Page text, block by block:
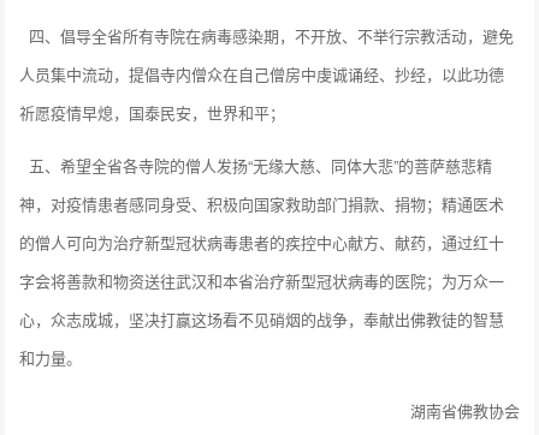
四、倡导全省所有寺院在病毒感染期，不开放、不举行宗教活动，避免
人员集中流动，提倡寺内僧众在自己僧房中虔诚诵经、抄经，以此功德
祈愿疫情早熄，国泰民安，世界和平；
五、希望全省各寺院的僧人发扬“无缘大慈、同体大悲”的菩萨慈悲精
神，对疫情患者感同身受、积极向国家救助部门捐款、捐物；精通医术
的僧人可向为治疗新型冠状病毒患者的疾控中心献方、献药，通过红十
字会将善款和物资送往武汉和本省治疗新型冠状病毒的医院；为万众一
心，众志成城，坚决打赢这场看不见硝烟的战争，奉献出佛教徒的智慧
和力量。
湖南省佛教协会